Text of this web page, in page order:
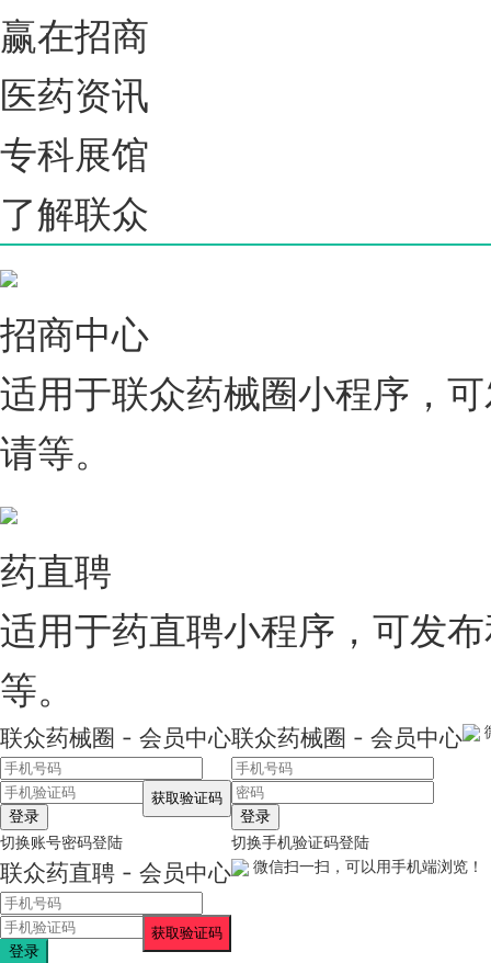
赢在招商
医药资讯
专科展馆
了解联众
招商中心
适用于联众药械圈小程序，
请等。
药直聘
适用于药直聘小程序，可发
等。
联众药械圈 - 会员中心
登录
切换账号密码登陆
联众药械圈 - 会员中心
登录
切换手机验证码登陆
联众药直聘 - 会员中心
登录
微信扫一扫，可以用手机端浏览！